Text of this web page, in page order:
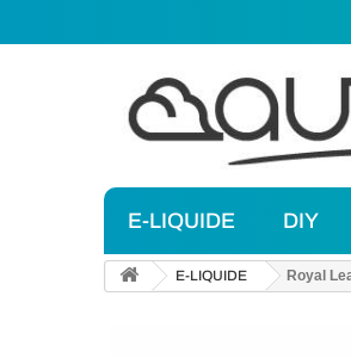
E-LIQUIDE DIY
E-LIQUIDE Royal